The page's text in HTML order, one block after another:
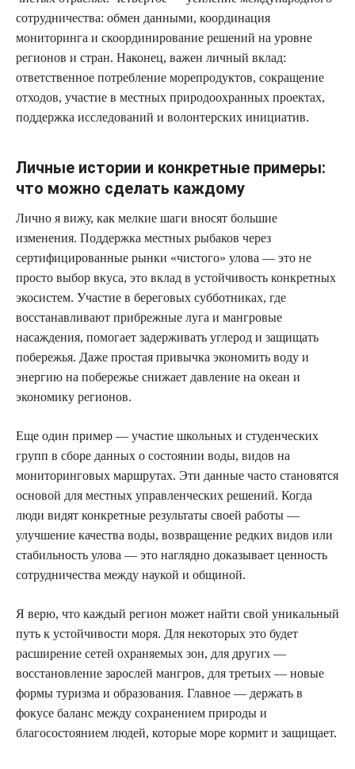
сотрудничества: обмен данными, координация
мониторинга и скоординирование решений на уровне
регионов и стран. Наконец, важен личный вклад:
ответственное потребление морепродуктов, сокращение
отходов, участие в местных природоохранных проектах,
поддержка исследований и волонтерских инициатив.
Личные истории и конкретные примеры:
что можно сделать каждому
Лично я вижу, как мелкие шаги вносят большие
изменения. Поддержка местных рыбаков через
сертифицированные рынки «чистого» улова — это не
просто выбор вкуса, это вклад в устойчивость конкретных
экосистем. Участие в береговых субботниках, где
восстанавливают прибрежные луга и мангровые
насаждения, помогает задерживать углерод и защищать
побережья. Даже простая привычка экономить воду и
энергию на побережье снижает давление на океан и
экономику регионов.
Еще один пример — участие школьных и студенческих
групп в сборе данных о состоянии воды, видов на
мониторинговых маршрутах. Эти данные часто становятся
основой для местных управленческих решений. Когда
люди видят конкретные результаты своей работы —
улучшение качества воды, возвращение редких видов или
стабильность улова — это наглядно доказывает ценность
сотрудничества между наукой и общиной.
Я верю, что каждый регион может найти свой уникальный
путь к устойчивости моря. Для некоторых это будет
расширение сетей охраняемых зон, для других —
восстановление зарослей мангров, для третьих — новые
формы туризма и образования. Главное — держать в
фокусе баланс между сохранением природы и
благосостоянием людей, которые море кормит и защищает.